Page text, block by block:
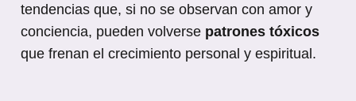
tendencias que, si no se observan con amor y
conciencia, pueden volverse patrones tóxicos
que frenan el crecimiento personal y espiritual.